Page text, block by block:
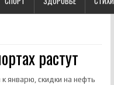
растут
январю, скидки на нефть